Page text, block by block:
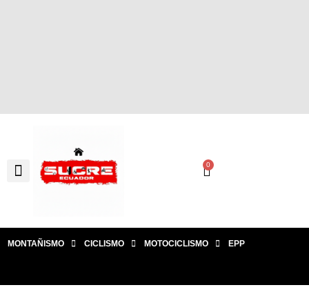
0
MONTAÑISMO CICLISMO MOTOCICLISMO EPP